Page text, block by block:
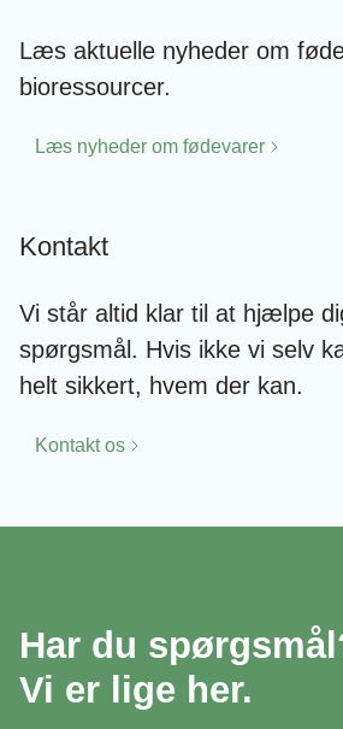
Læs aktuelle nyheder om
bioressourcer.
Læs nyheder om fødevarer
Kontakt
Vi står altid klar til at hjælpe
spørgsmål. Hvis ikke vi selv
helt sikkert, hvem der kan.
Kontakt os
Har du
Vi er lige her.